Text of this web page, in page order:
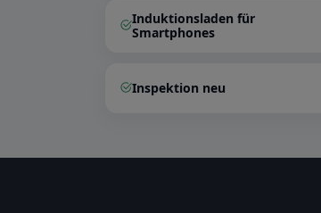
Induktionsladen für
Smartphones
Inspektion neu